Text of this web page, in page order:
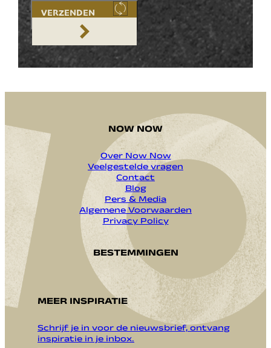
VERZENDEN
NOW NOW
Over Now Now
Veelgestelde vragen
Contact
Blog
Pers & Media
Algemene Voorwaarden
Privacy Policy
BESTEMMINGEN
MEER INSPIRATIE
Schrijf je in voor de nieuwsbrief, ontvang
inspiratie in je inbox.